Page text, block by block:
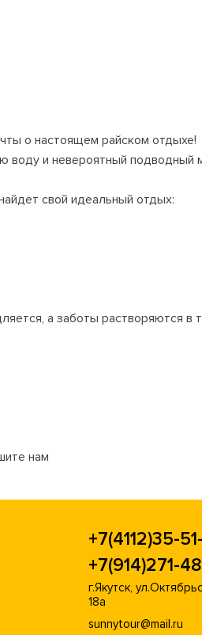
о настоящем райском отдыхе!
воду и невероятный подводный
свой идеальный отдых:
а заботы растворяются в
нам
+7(4112)35-
+7(914)271-
г.Якутск,
18а
sunnytour@mail.ru